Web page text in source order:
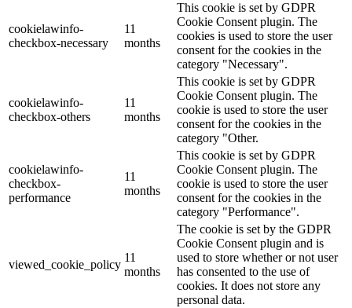
cookielawinfo-
checkbox-necessary
11
months
This cookie is set by GDPR
Cookie Consent plugin. The
cookies is used to store the user
consent for the cookies in the
category "Necessary".
cookielawinfo-
checkbox-others
11
months
This cookie is set by GDPR
Cookie Consent plugin. The
cookie is used to store the user
consent for the cookies in the
category "Other.
cookielawinfo-
checkbox-
performance
11
months
This cookie is set by GDPR
Cookie Consent plugin. The
cookie is used to store the user
consent for the cookies in the
category "Performance".
viewed_cookie_policy
11
months
The cookie is set by the GDPR
Cookie Consent plugin and is
used to store whether or not user
has consented to the use of
cookies. It does not store any
personal data.